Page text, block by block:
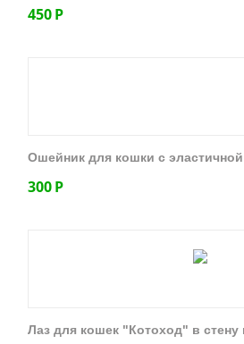
450Р
Ошейник для кошки с эластичной
300Р
Лаз для кошек "Котоход" в стену